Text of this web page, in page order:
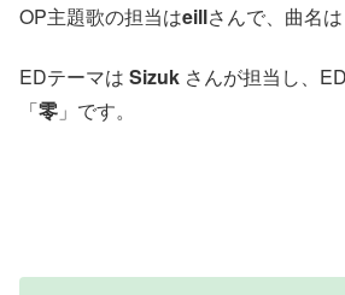
OP主題歌の担当はeillさんで、曲名
EDテーマは Sizuk さんが担当し、
「零 」です。